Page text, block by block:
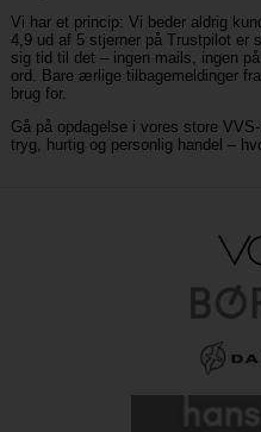
Vi har et princip: Vi beder aldrig
4,9 ud af 5 stjerner på Trustpilot er
sig tid til det – ingen mails, ingen
ord. Bare ærlige tilbagemeldinger
brug for.
Gå på opdagelse i vores store
tryg, hurtig og personlig handel –